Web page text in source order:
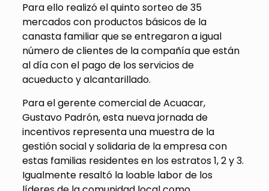
Para ello realizó el quinto sorteo de 35
mercados con productos básicos de la
canasta familiar que se entregaron a igual
número de clientes de la compañía que están
al día con el pago de los servicios de
acueducto y alcantarillado.
Para el gerente comercial de Acuacar,
Gustavo Padrón, esta nueva jornada de
incentivos representa una muestra de la
gestión social y solidaria de la empresa con
estas familias residentes en los estratos 1, 2 y 3.
Igualmente resaltó la loable labor de los